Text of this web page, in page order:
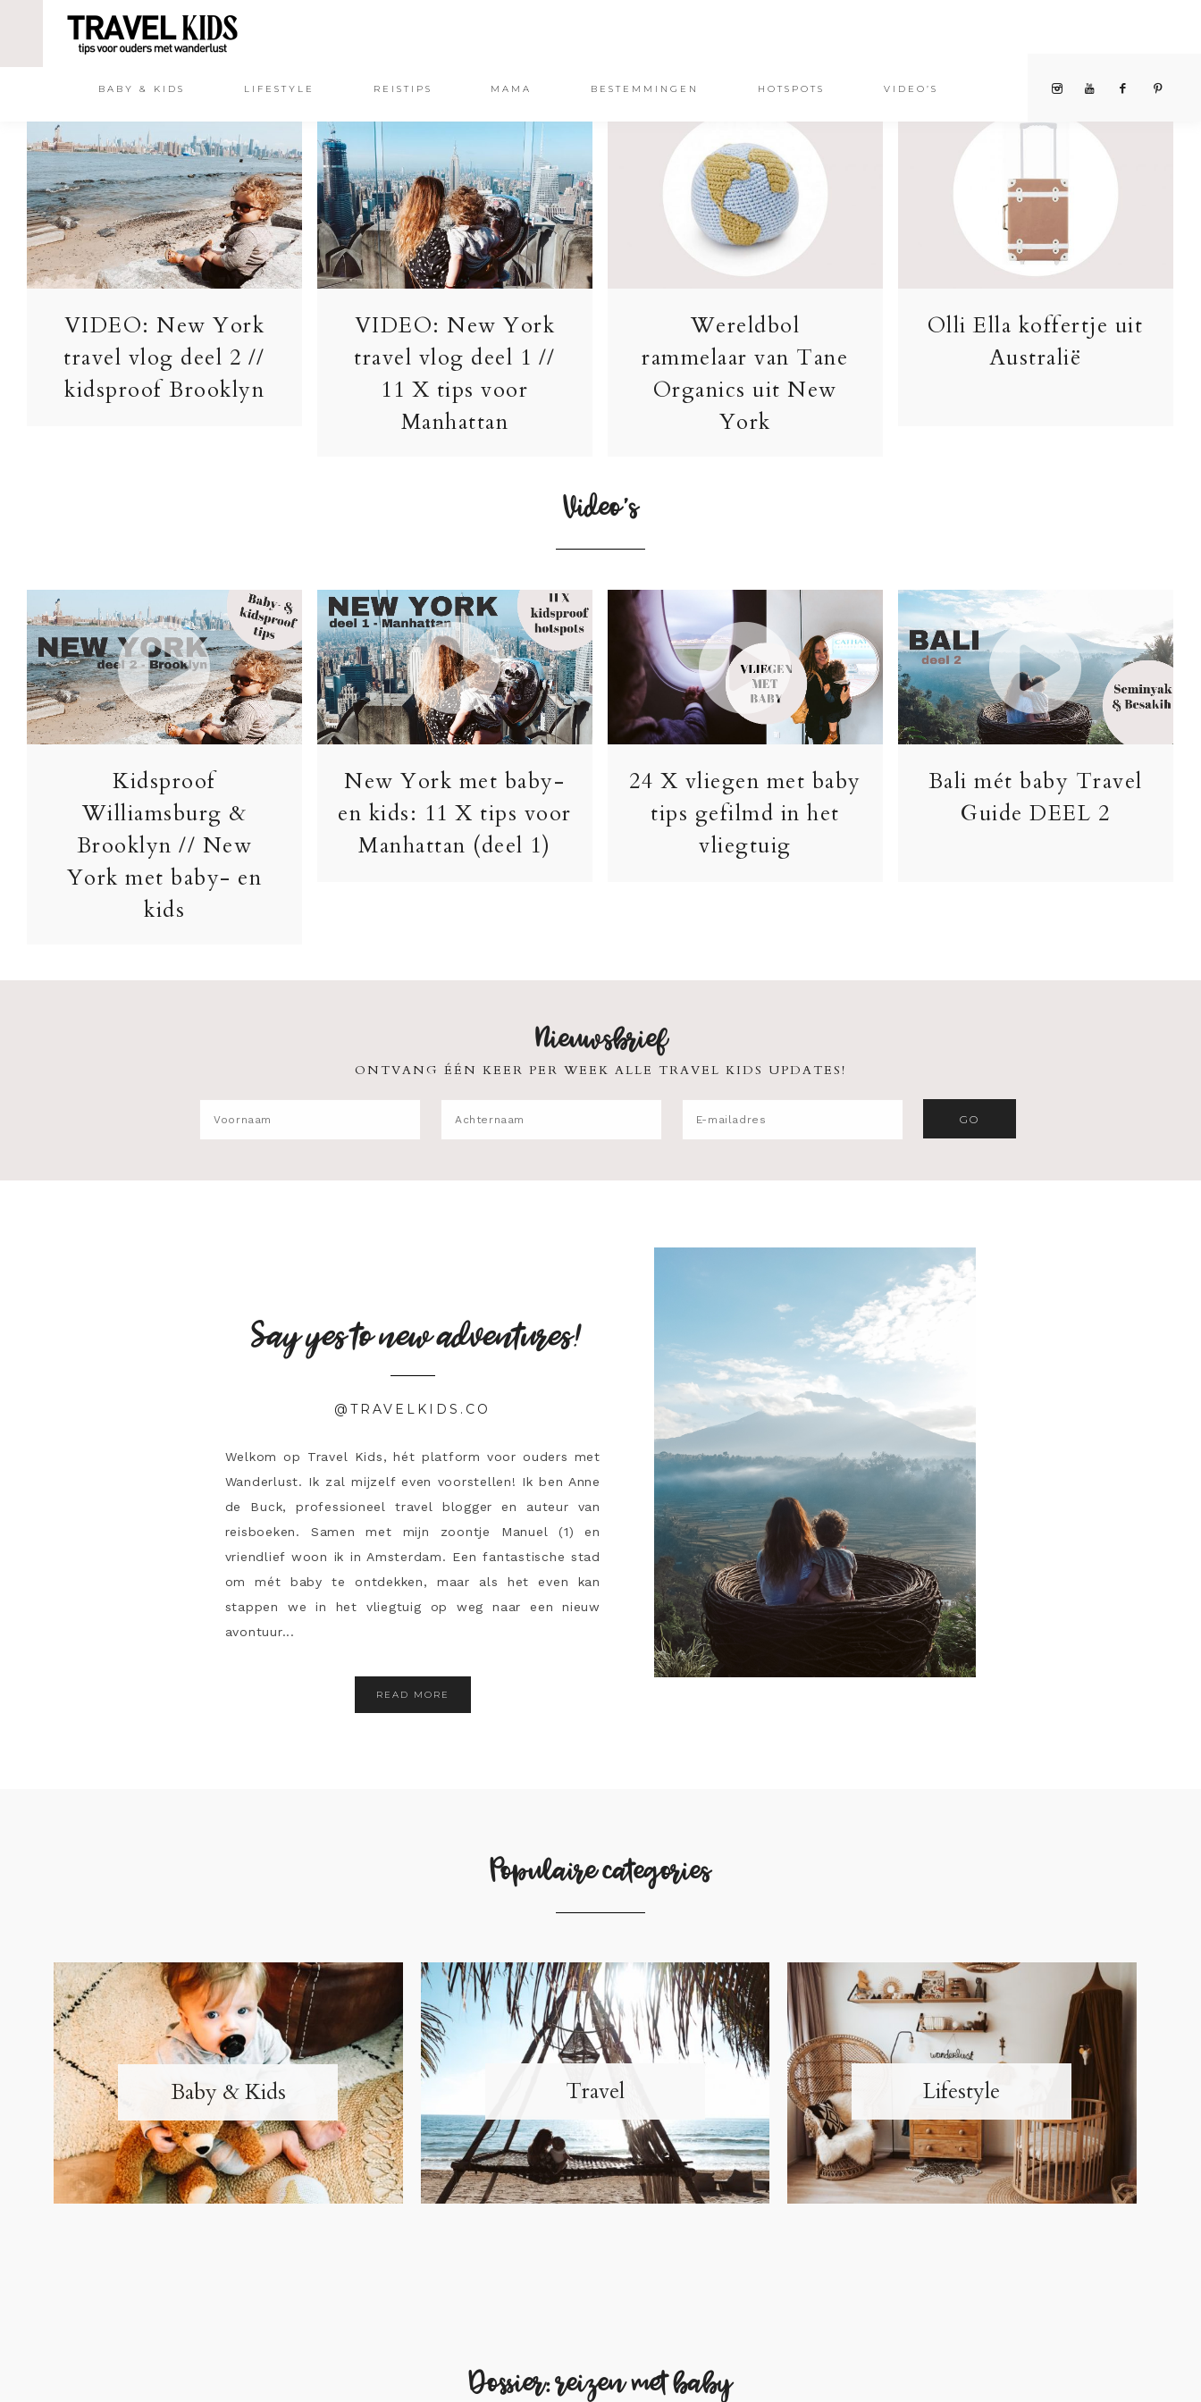
BABY & KIDS LIFESTYLE REISTIPS MAMA BESTEMMINGEN HOTSPOTS VIDEO’S
VIDEO: New York
travel vlog deel 2 //
kidsproof Brooklyn
VIDEO: New York
travel vlog deel 1 //
11 X tips voor
Manhattan
Wereldbol
rammelaar van Tane
Organics uit New
York
Olli Ella koffertje uit
Australië
Video’s
Kidsproof
Williamsburg &
Brooklyn // New
York met baby- en
kids
New York met baby-
en kids: 11 X tips voor
Manhattan (deel 1)
24 X vliegen met baby
tips gefilmd in het
vliegtuig
Bali mét baby Travel
Guide DEEL 2
Nieuwsbrief
ONTVANG ÉÉN KEER PER WEEK ALLE TRAVEL KIDS UPDATES!
Say yes to new adventures!
@TRAVELKIDS.CO
Welkom op Travel Kids, hét platform voor ouders met
Wanderlust. Ik zal mijzelf even voorstellen! Ik ben Anne
de Buck, professioneel travel blogger en auteur van
reisboeken. Samen met mijn zoontje Manuel (1) en
vriendlief woon ik in Amsterdam. Een fantastische stad
om mét baby te ontdekken, maar als het even kan
stappen we in het vliegtuig op weg naar een nieuw
avontuur...
READ MORE
Populaire categories
Baby & Kids Travel Lifestyle
Dossier: reizen met baby